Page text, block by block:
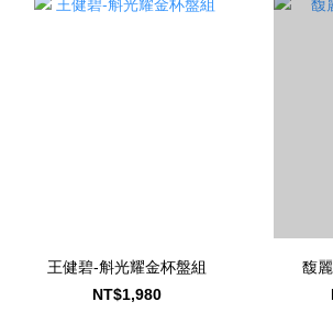
王健碧-斛光耀金杯盤組
NT$1,980
馥